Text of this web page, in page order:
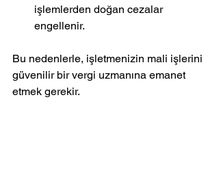
işlemlerden doğan cezalar
engellenir.
Bu nedenlerle, işletmenizin mali işlerini
güvenilir bir vergi uzmanına emanet
etmek gerekir.